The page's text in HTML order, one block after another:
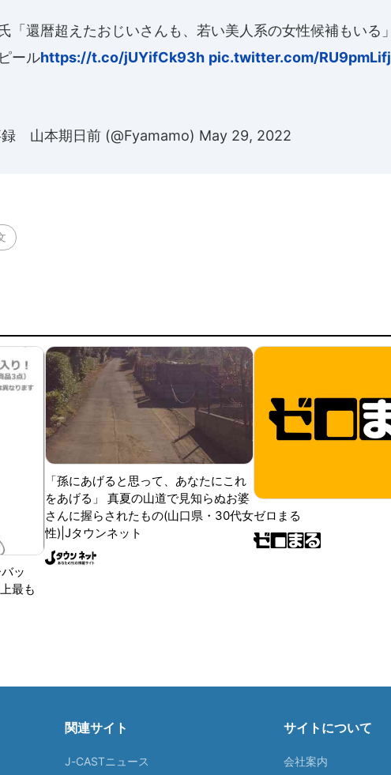
「還暦超えたおじいさんも、若い美人系の女性候補もいる」
ールhttps://t.co/jUYifCk93h pic.twitter.com/RU9pmLifj
山本期日前 (@Fyamamo) May 29, 2022
ッ
最も
「孫にあげると思って、あなたにこれ
をあげる」 真夏の山道で見知らぬお婆
さんに握らされたもの(山口県・30代女
性)|Jタウンネット
ゼロまる
関連サイト
J-CASTニュース
サイトについて
会社案内